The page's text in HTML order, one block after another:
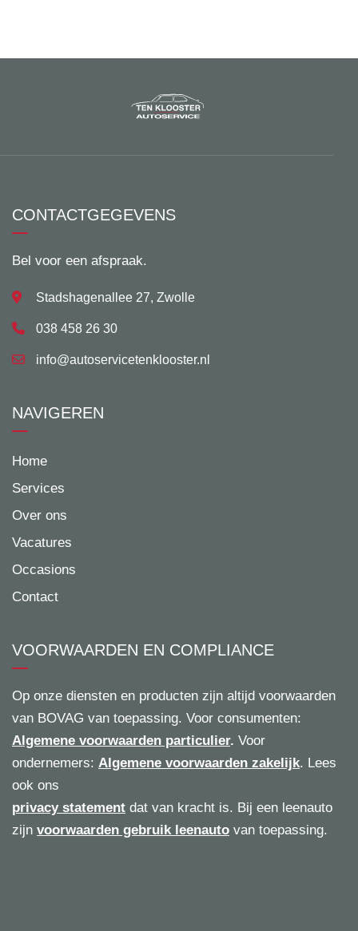
CONTACTGEGEVENS
Bel voor een afspraak.
Stadshagenallee 27, Zwolle
038 458 26 30
info@autoservicetenklooster.nl
NAVIGEREN
Home
Services
Over ons
Vacatures
Occasions
Contact
VOORWAARDEN EN COMPLIANCE
Op onze diensten en producten zijn altijd voorwaarden
van BOVAG van toepassing. Voor consumenten:
Algemene voorwaarden particulier. Voor
ondernemers: Algemene voorwaarden zakelijk. Lees
ook ons
privacy statement dat van kracht is. Bij een leenauto
zijn voorwaarden gebruik leenauto van toepassing.